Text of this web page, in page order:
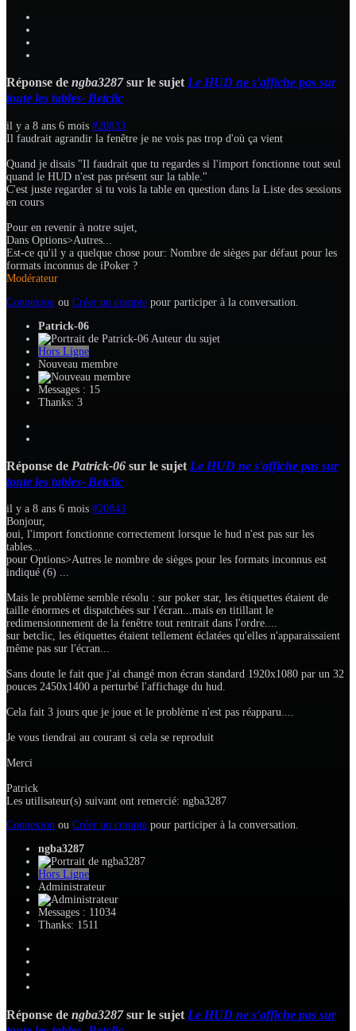
Réponse de ngba3287sur le sujetLe HUD ne s'affiche pas sur
toute les tables- Betclic
il y a 8 ans 6 mois #20833
Il faudrait agrandir la fenêtre je ne vois pas trop d'où ça vient
Quand je disais "Il faudrait que tu regardes si l'import fonctionne tout seul
quand le HUD n'est pas présent sur la table."
C'est juste regarder si tu vois la table en question dans la Liste des sessions
en cours
Pour en revenir à notre sujet,
Dans Options>Autres...
Est-ce qu'il y a quelque chose pour: Nombre de sièges par défaut pour les
formats inconnus de iPoker ?
Modérateur
Connexion ou Créer un compte pour participer à la conversation.
Patrick-06
Auteur du sujet
Hors Ligne
Nouveau membre
Messages : 15
Thanks: 3
Réponse de Patrick-06 sur le sujetLe HUD ne s'affiche pas sur
toute les tables- Betclic
il y a 8 ans 6 mois #20843
Bonjour,
oui, l'import fonctionne correctement lorsque le hud n'est pas sur les
tables...
pour Options>Autres le nombre de sièges pour les formats inconnus est
indiqué (6) ...
Mais le problème semble résolu : sur poker star, les étiquettes étaient de
taille énormes et dispatchées sur l'écran...mais en titillant le
redimensionnement de la fenêtre tout rentrait dans l'ordre....
sur betclic, les étiquettes étaient tellement éclatées qu'elles n'apparaissaient
même pas sur l'écran...
Sans doute le fait que j'ai changé mon écran standard 1920x1080 par un 32
pouces 2450x1400 a perturbé l'affichage du hud.
Cela fait 3 jours que je joue et le problème n'est pas réapparu....
Je vous tiendrai au courant si cela se reproduit
Merci
Patrick
Les utilisateur(s) suivant ont remercié: ngba3287
Connexion ou Créer un compte pour participer à la conversation.
ngba3287
Hors Ligne
Administrateur
Messages : 11034
Thanks: 1511
Réponse de ngba3287sur le sujetLe HUD ne s'affiche pas sur